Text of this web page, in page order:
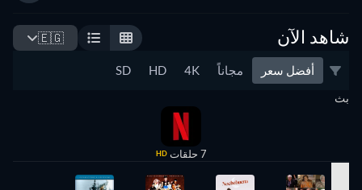
شاهد الآن 🇪🇬
أفضل سعر مجاناً 4K
HD
SD
بث
7 حلقات HD